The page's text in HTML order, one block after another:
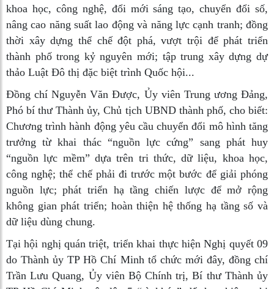
khoa học, công nghệ, đổi mới sáng tạo, chuyển đổi số,
nâng cao năng suất lao động và năng lực cạnh tranh; đồng
thời xây dựng thể chế đột phá, vượt trội để phát triển
thành phố trong kỷ nguyên mới; tập trung xây dựng dự
thảo Luật Đô thị đặc biệt trình Quốc hội...
Đồng chí Nguyễn Văn Được, Ủy viên Trung ương Đảng,
Phó bí thư Thành ủy, Chủ tịch UBND thành phố, cho biết:
Chương trình hành động yêu cầu chuyển đổi mô hình tăng
trưởng từ khai thác “nguồn lực cứng” sang phát huy
“nguồn lực mềm” dựa trên tri thức, dữ liệu, khoa học,
công nghệ; thể chế phải đi trước một bước để giải phóng
nguồn lực; phát triển hạ tầng chiến lược để mở rộng
không gian phát triển; hoàn thiện hệ thống hạ tầng số và
dữ liệu dùng chung.
Tại hội nghị quán triệt, triển khai thực hiện Nghị quyết 09
do Thành ủy TP Hồ Chí Minh tổ chức mới đây, đồng chí
Trần Lưu Quang, Ủy viên Bộ Chính trị, Bí thư Thành ủy